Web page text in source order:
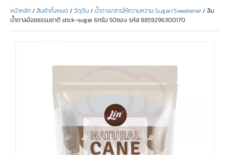
หน้าหลัก/สินค้าทั้งหมด /วัตุดิบ/น้ำตาล/สารให้ความหวาน Sugar/Sweetener/ ลิน
น้ำตาลอ้อยธรรมชาติ stick-sugar 6กรัม 50ซอง รหัส 8859296300170